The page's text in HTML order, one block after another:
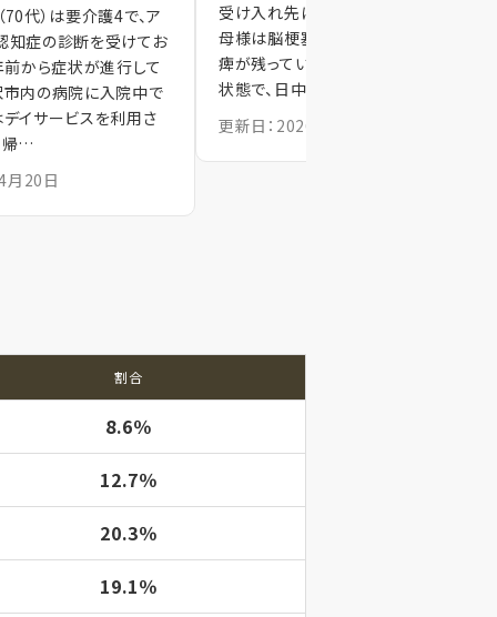
代）は要介護4で、ア
知症の診断を受けてお
前から症状が進行して
市内の病院に入院中で
イサービスを利用さ
帰…
月20日
受け入れ先について相談されました。お
母様は脳梗塞の既往があり、左半身に
痺が残っています。現在は寝たきりに近
状態で、日中はベ…
更新日：2026年4月18日
割合
8.6％
12.7％
20.3％
19.1％